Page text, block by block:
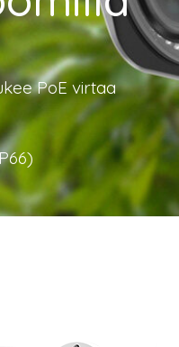
PoE virtaa